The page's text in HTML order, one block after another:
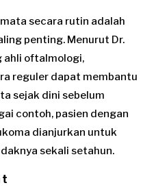
secara rutin adalah
penting. Menurut Dr.
ahli oftalmologi,
reguler dapat membantu
sejak dini sebelum
contoh, pasien dengan
dianjurkan untuk
sekali setahun.